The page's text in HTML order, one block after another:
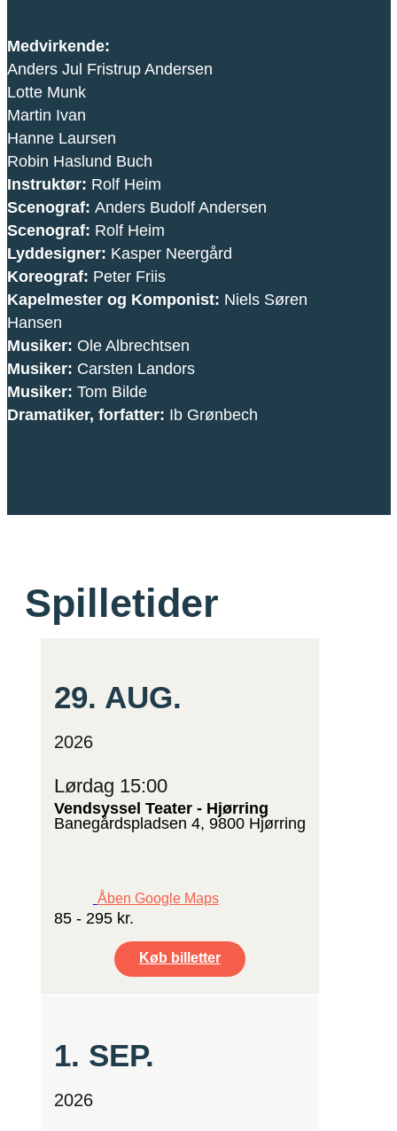
Medvirkende:
Anders Jul Fristrup Andersen
Lotte Munk
Martin Ivan
Hanne Laursen
Robin Haslund Buch
Instruktør: Rolf Heim
Scenograf: Anders Budolf Andersen
Scenograf: Rolf Heim
Lyddesigner: Kasper Neergård
Koreograf: Peter Friis
Kapelmester og Komponist: Niels Søren
Hansen
Musiker: Ole Albrechtsen
Musiker: Carsten Landors
Musiker: Tom Bilde
Dramatiker, forfatter: Ib Grønbech
Spilletider
29. AUG.
2026
Lørdag 15:00
Vendsyssel Teater - Hjørring
Banegårdspladsen 4, 9800 Hjørring
Åben Google Maps
85 - 295 kr.
Køb billetter
1. SEP.
2026